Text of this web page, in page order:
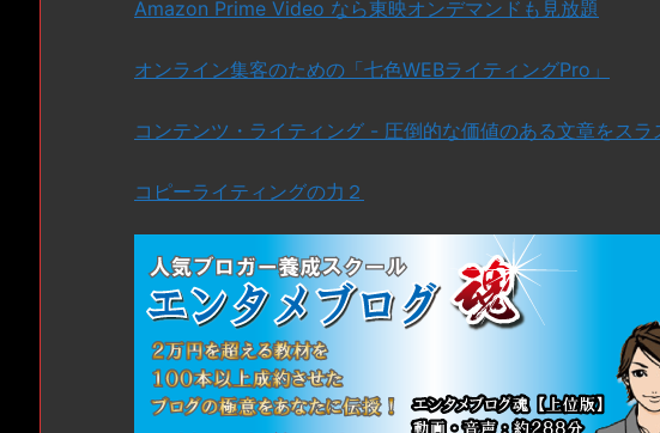
Amazon Prime Video なら東映オンデマンドも見放題
オンライン集客のための「七色WEBライティングPro」
コンテンツ・ライティング - 圧倒的な価値のある文章をス
コピーライティングの力２